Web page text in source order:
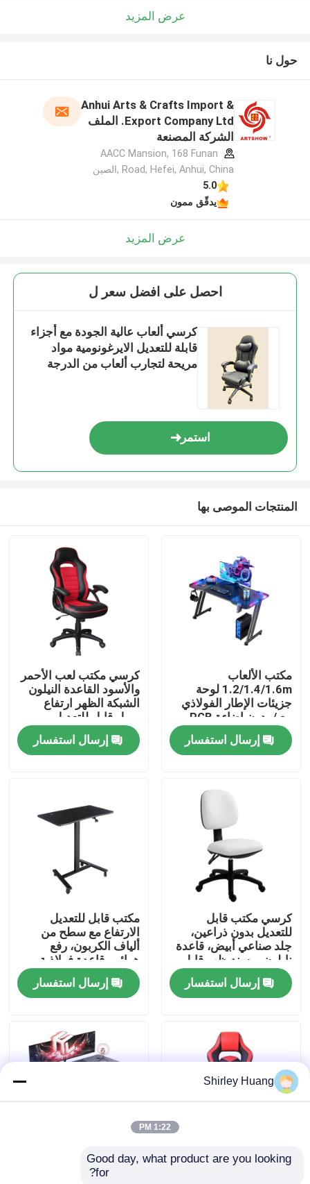
جولة في المصنع
مراقبة الجودة
اتصل بنا
القضايا
عرض المزيد
حول نا
Anhui Arts & Crafts Import &
Export Company Ltd. الملف
الشركة المصنعة
AACC Mansion, 168 Funan
Road, Hefei, Anhui, China ,الصين
5.0
يدقّق ممون
عرض المزيد
احصل على افضل سعر ل
كرسي ألعاب عالية الجودة مع أجزاء
قابلة للتعديل الايرغونومية مواد
مريحة لتجارب ألعاب من الدرجة
استمر
المنتجات الموصى بها
مكتب الألعاب
1.2/1.4/1.6m لوحة
جزيئات الإطار الفولاذي
مع / بدون إضاءة RGB
إرسال استفسار
كرسي مكتب لعب الأحمر
والأسود القاعدة النيلون
الشبكة الظهر ارتفاع
وميل قابل للتعديل
إرسال استفسار
كرسي مكتب قابل
للتعديل بدون ذراعين،
جلد صناعي أبيض، قاعدة
نايلون، مسند ظهر قابل
لتعديل الارتفاع
إرسال استفسار
مكتب قابل للتعديل
الارتفاع مع سطح من
ألياف الكربون، رفع
هوائي، قاعدة فولاذية
إرسال استفسار
تصميم PU أسود وأحمر
مكتب ألعاب مصمم
إرغونميًا مع لوحة جزيئات
Shirley Huang
1:22 PM
Good day, what product are you looking
for?